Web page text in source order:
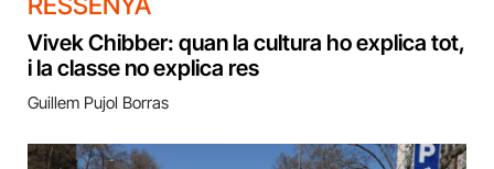
Vivek Chibber: quan la cultura ho explica tot,
i la classe no explica res
Guillem Pujol Borras